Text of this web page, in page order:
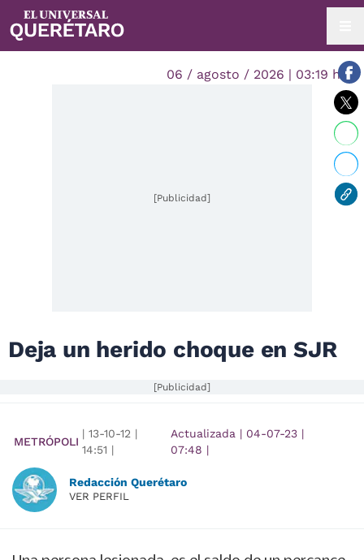
06 / agosto / 2026 | 03:19 hrs.
[Publicidad]
Deja un herido choque en SJR
[Publicidad]
METRÓPOLI
| 13-10-12 |
14:51 |
Actualizada | 04-07-23 |
07:48 |
Redacción Querétaro
VER PERFIL